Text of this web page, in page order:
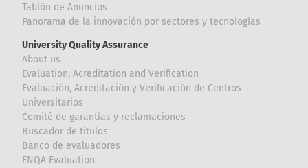
Tablón de Anuncios
Panorama de la innovación por sectores y tecnologías
University Quality Assurance
About us
Evaluation, Acreditation and Verification
Evaluación, Acreditación y Verificación de Centros
Universitarios
Comité de garantías y reclamaciones
Buscador de títulos
Banco de evaluadores
ENQA Evaluation